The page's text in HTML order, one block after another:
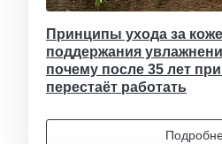
Принципы ухода за
поддержания
почему после 35 лет
перестаёт работать